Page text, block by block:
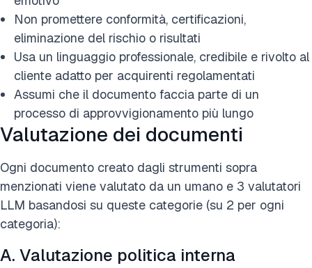
Non promettere conformità, certificazioni,
eliminazione del rischio o risultati
Usa un linguaggio professionale, credibile e rivolto al
cliente adatto per acquirenti regolamentati
Assumi che il documento faccia parte di un
processo di approvvigionamento più lungo
Valutazione dei documenti
Ogni documento creato dagli strumenti sopra
menzionati viene valutato da un umano e 3 valutatori
LLM basandosi su queste categorie (su 2 per ogni
categoria):
A. Valutazione politica interna